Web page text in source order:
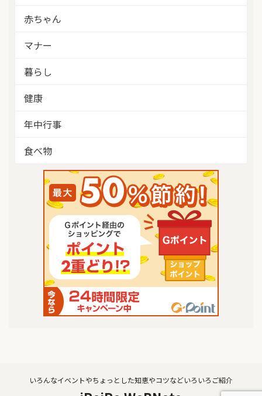
赤ちゃん
マナー
暮らし
健康
年中行事
食べ物
いろんなイベントやちょっとした知恵やコツなどいろいろご紹介